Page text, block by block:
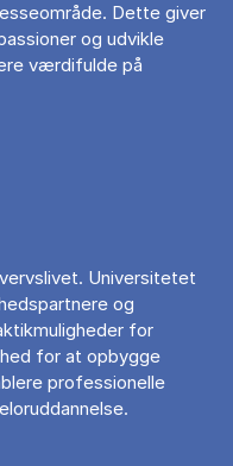
Dette giver
og udvikle
værdifulde på
Universitetet
og
for
for at opbygge
professionelle